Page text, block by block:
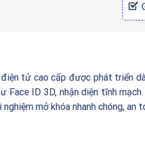
tử cao cấp được phát triển
ID 3D, nhận diện tĩnh
mở khóa nhanh chóng, an